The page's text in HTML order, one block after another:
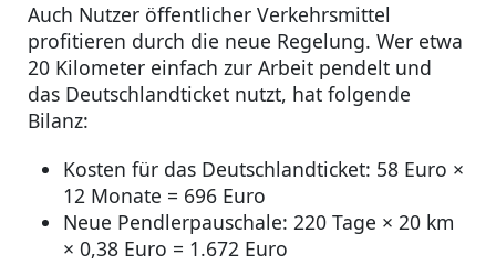
Auch Nutzer öffentlicher Verkehrsmittel
profitieren durch die neue Regelung. Wer etwa
20 Kilometer einfach zur Arbeit pendelt und
das Deutschlandticket nutzt, hat folgende
Bilanz:
Kosten für das Deutschlandticket: 58 Euro ×
12 Monate = 696 Euro
Neue Pendlerpauschale: 220 Tage × 20 km
× 0,38 Euro = 1.672 Euro